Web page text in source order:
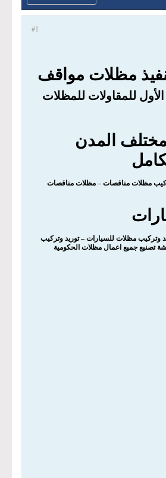
#1
العام 2027 متخصصون في تنفيذ مظلات مواقف
للمقاولات للمظلات
المدن
مظلات مناقصات – مظلات مناقصات
وتركيب مظلات للسيارات – توريد وتركيب
تصنيع جميع اعمال مظلات الحكومية